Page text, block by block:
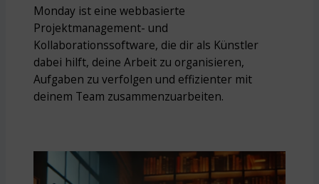
Monday ist eine webbasierte
Projektmanagement- und
Kollaborationssoftware, die dir als Künstler
dabei hilft, deine Arbeit zu organisieren,
Aufgaben zu verfolgen und effizienter mit
deinem Team zusammenzuarbeiten.